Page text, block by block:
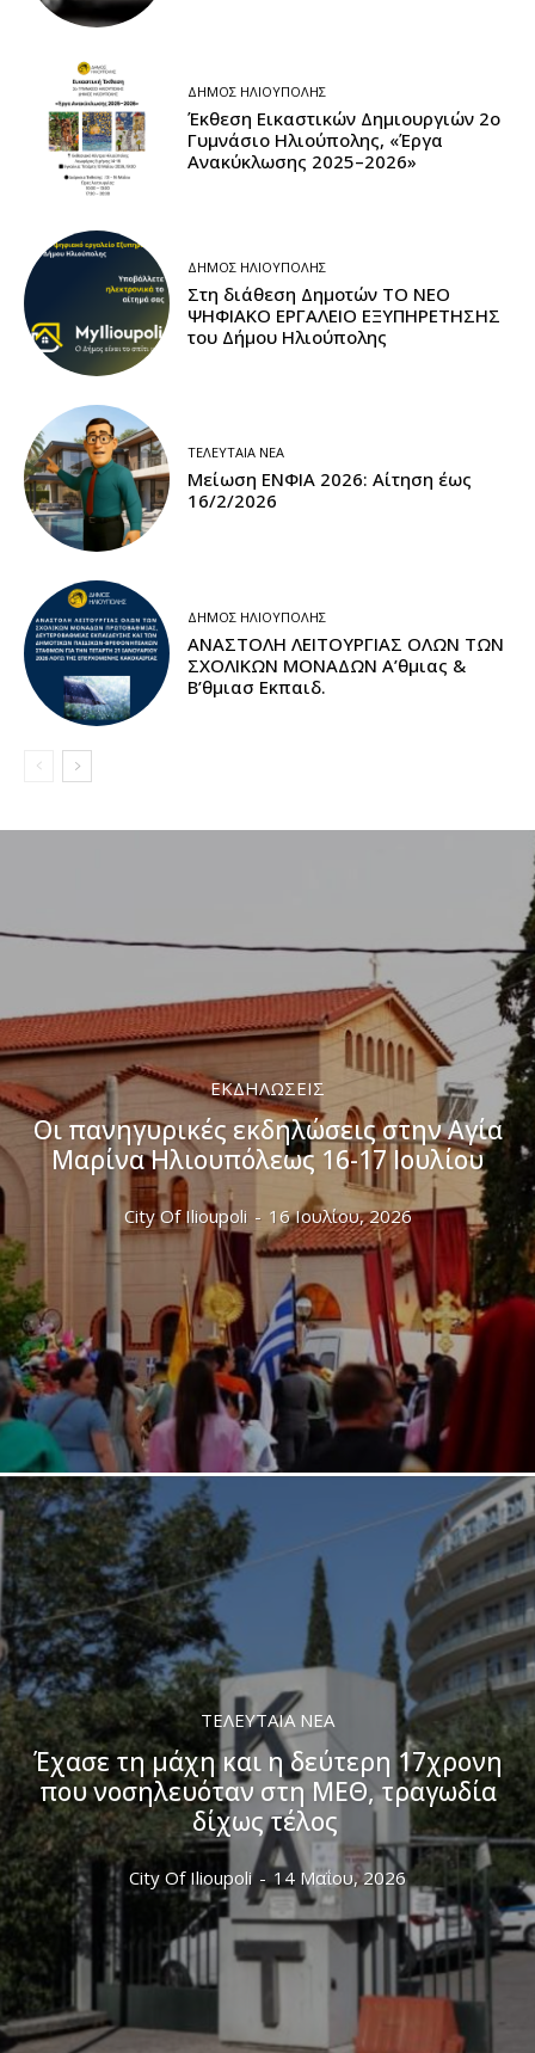
ΔΉΜΟΣ ΗΛΙΟΎΠΟΛΗΣ
Έκθεση Εικαστικών Δημιουργιών 2ο
Γυμνάσιο Ηλιούπολης, «Έργα
Ανακύκλωσης 2025–2026»
ΔΉΜΟΣ ΗΛΙΟΎΠΟΛΗΣ
Στη διάθεση Δημοτών ΤΟ ΝΕΟ
ΨΗΦΙΑΚΟ ΕΡΓΑΛΕΙΟ ΕΞΥΠΗΡΕΤΗΣΗΣ
του Δήμου Ηλιούπολης
ΤΕΛΕΥΤΑΊΑ ΝΈΑ
Μείωση ΕΝΦΙΑ 2026: Αίτηση έως
16/2/2026
ΔΉΜΟΣ ΗΛΙΟΎΠΟΛΗΣ
ΑΝΑΣΤΟΛΗ ΛΕΙΤΟΥΡΓΙΑΣ ΟΛΩΝ ΤΩΝ
ΣΧΟΛΙΚΩΝ ΜΟΝΑΔΩΝ A’θμιας &
Β’θμιασ Εκπαιδ.
ΕΚΔΗΛΏΣΕΙΣ
Οι πανηγυρικές εκδηλώσεις στην Αγία
Μαρίνα Ηλιουπόλεως 16-17 Ιουλίου
City Of Ilioupoli - 16 Ιουλίου, 2026
ΤΕΛΕΥΤΑΊΑ ΝΈΑ
Έχασε τη μάχη και η δεύτερη 17χρονη
που νοσηλευόταν στη ΜΕΘ, τραγωδία
δίχως τέλος
City Of Ilioupoli - 14 Μαΐου, 2026